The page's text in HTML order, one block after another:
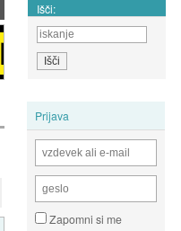
Išči:
Prijava
Zapomni si me